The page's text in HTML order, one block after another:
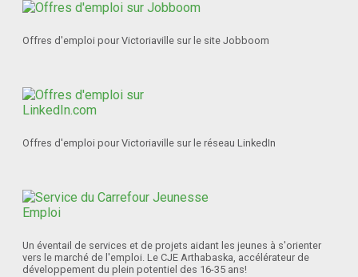
Offres d'emploi pour Victoriaville sur le site Jobboom
Offres d'emploi pour Victoriaville sur le réseau LinkedIn
Un éventail de services et de projets aidant les jeunes à s'orienter
vers le marché de l'emploi. Le CJE Arthabaska, accélérateur de
développement du plein potentiel des 16-35 ans!